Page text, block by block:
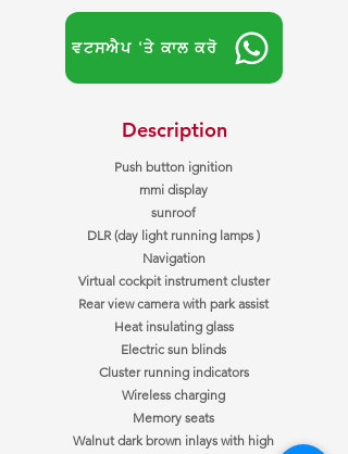
ਵਟਸਐਪ 'ਤੇ ਕਾਲ ਕਰੋ
Description
Push button ignition
mmi display
sunroof
DLR (day light running lamps )
Navigation
Virtual cockpit instrument cluster
Rear view camera with park assist
Heat insulating glass
Electric sun blinds
Cluster running indicators
Wireless charging
Memory seats
Walnut dark brown inlays with high